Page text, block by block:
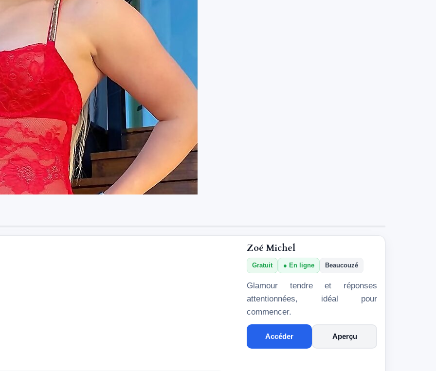
Zoé Michel
Gratuit En ligne Beaucouzé
Glamour tendre et réponses
attentionnées, idéal pour
commencer.
Accéder Aperçu